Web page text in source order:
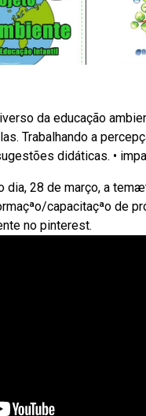
da educação
Trabalhando a
didáticas. •
dia, 28 de março, a
capacitaçªo de
no pinterest.